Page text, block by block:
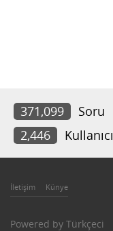
371,099 Soru
2,446
Kullanıcı
İletişim Künye
Powered by Türkçeci